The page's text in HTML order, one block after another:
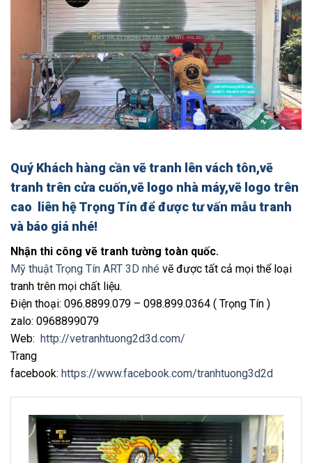
Quý Khách hàng cần vẽ tranh lên vách tôn,vẽ
tranh trên cửa cuốn,vẽ logo nhà máy,vẽ logo trên
cao liên hệ Trọng Tín để được tư vấn mẫu tranh
và báo giá nhé!
Nhận thi công vẽ tranh tường toàn quốc.
Mỹ thuật Trọng Tín ART 3D nhé vẽ được tất cả mọi thể loại
tranh trên mọi chất liệu.
Điện thoại: 096.8899.079 – 098.899.0364 ( Trọng Tín )
zalo: 0968899079
Web: http://vetranhtuong2d3d.com/
Trang
facebook: https://www.facebook.com/tranhtuong3d2d